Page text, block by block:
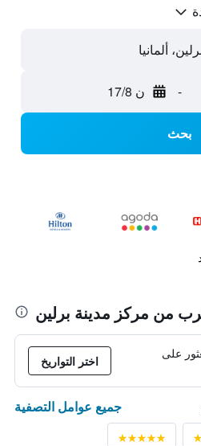
ألمانيا
- ن 17/8
بحث
من مركز مدينة برلين
على
اختر التواريخ
جميع عوامل التصفية